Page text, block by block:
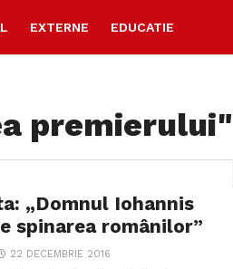
EXTERNE EDUCATIE
premierului"
„Domnul Iohannis
spinarea românilor”
22 DECEMBRIE 2016